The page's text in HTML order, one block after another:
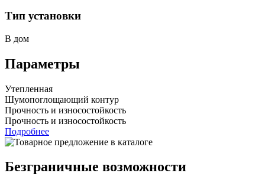
Тип установки
В дом
Параметры
Утепленная
Шумопоглощающий контур
Прочность и износостойкость
Прочность и износостойкость
Подробнее
Безграничные возможности